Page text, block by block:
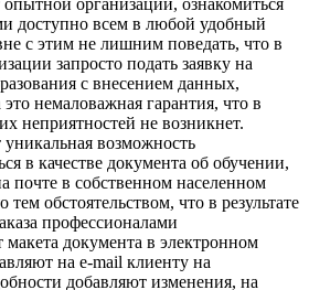
организации, ознакомиться
доступно всем в любой удобный
с этим не лишним поведать, что в
запросто подать заявку на
с внесением данных,
это немаловажная гарантия, что в
неприятностей не возникнет.
возможность
в качестве документа об обучении,
почте в собственном населенном
тем обстоятельством, что в результате
профессионалами
макета документа в электронном
на e-mail клиенту на
добавляют изменения, на